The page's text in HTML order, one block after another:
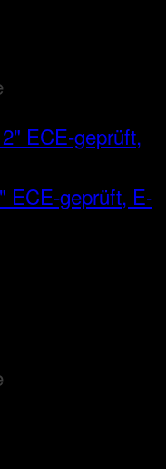
ECE-geprüft, E-